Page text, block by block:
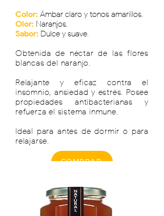
Color: Ámbar claro y tonos amarillos.
Olor: Naranjos.
Sabor: Dulce y suave.
Obtenida de néctar de las flores
blancas del naranjo.
Relajante y eficaz contra el
insomnio, ansiedad y estrés. Posee
propiedades antibacterianas y
refuerza el sistema inmune.
Ideal para antes de dormir o para
relajarse.
COMPRAR